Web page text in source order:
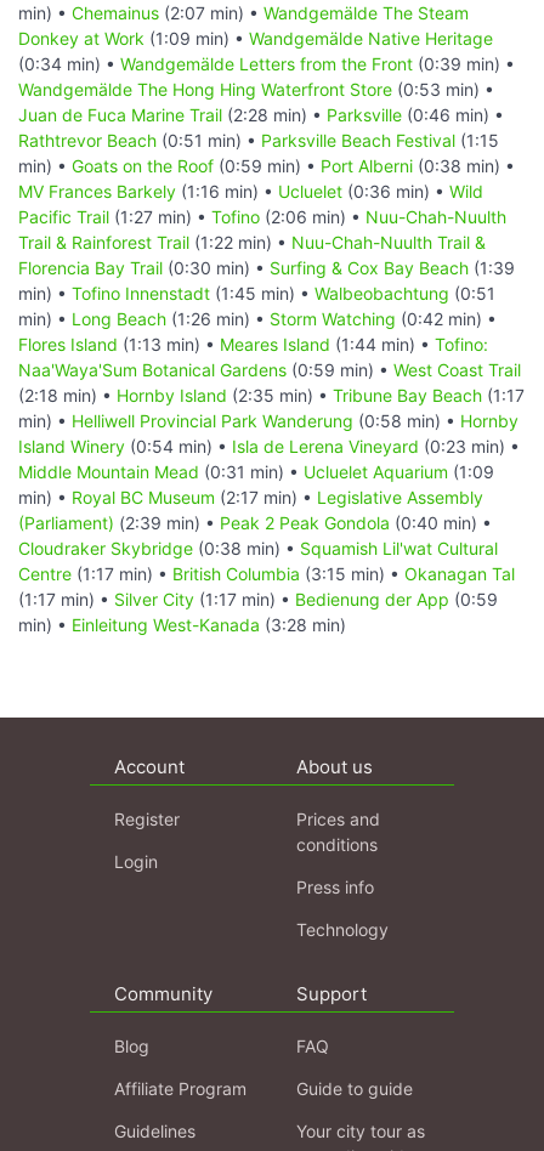
min) • Chemainus (2:07 min) • Wandgemälde The Steam
Donkey at Work (1:09 min) • Wandgemälde Native Heritage
(0:34 min) • Wandgemälde Letters from the Front (0:39 min) •
Wandgemälde The Hong Hing Waterfront Store (0:53 min) •
Juan de Fuca Marine Trail (2:28 min) • Parksville (0:46 min) •
Rathtrevor Beach (0:51 min) • Parksville Beach Festival (1:15
min) • Goats on the Roof (0:59 min) • Port Alberni (0:38 min) •
MV Frances Barkely (1:16 min) • Ucluelet (0:36 min) • Wild
Pacific Trail (1:27 min) • Tofino (2:06 min) • Nuu-Chah-Nuulth
Trail & Rainforest Trail (1:22 min) • Nuu-Chah-Nuulth Trail &
Florencia Bay Trail (0:30 min) • Surfing & Cox Bay Beach (1:39
min) • Tofino Innenstadt (1:45 min) • Walbeobachtung (0:51
min) • Long Beach (1:26 min) • Storm Watching (0:42 min) •
Flores Island (1:13 min) • Meares Island (1:44 min) • Tofino:
Naa'Waya'Sum Botanical Gardens (0:59 min) • West Coast Trail
(2:18 min) • Hornby Island (2:35 min) • Tribune Bay Beach (1:17
min) • Helliwell Provincial Park Wanderung (0:58 min) • Hornby
Island Winery (0:54 min) • Isla de Lerena Vineyard (0:23 min) •
Middle Mountain Mead (0:31 min) • Ucluelet Aquarium (1:09
min) • Royal BC Museum (2:17 min) • Legislative Assembly
(Parliament) (2:39 min) • Peak 2 Peak Gondola (0:40 min) •
Cloudraker Skybridge (0:38 min) • Squamish Lil'wat Cultural
Centre (1:17 min) • British Columbia (3:15 min) • Okanagan Tal
(1:17 min) • Silver City (1:17 min) • Bedienung der App (0:59
min) • Einleitung West-Kanada (3:28 min)
Account
Register
Login
About us
Prices and
conditions
Press info
Technology
Community
Blog
Affiliate Program
Guidelines
Support
FAQ
Guide to guide
Your city tour as